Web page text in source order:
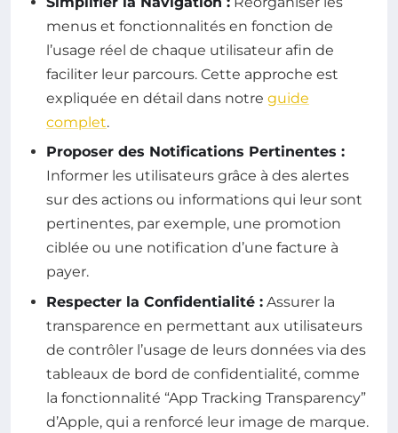
menus et fonctionnalités en fonction de
l’usage réel de chaque utilisateur afin de
faciliter leur parcours. Cette approche est
expliquée en détail dans notre guide
complet.
Proposer des Notifications Pertinentes :
Informer les utilisateurs grâce à des alertes
sur des actions ou informations qui leur sont
pertinentes, par exemple, une promotion
ciblée ou une notification d’une facture à
payer.
Respecter la Confidentialité : Assurer la
transparence en permettant aux utilisateurs
de contrôler l’usage de leurs données via des
tableaux de bord de confidentialité, comme
la fonctionnalité “App Tracking Transparency”
d’Apple, qui a renforcé leur image de marque.